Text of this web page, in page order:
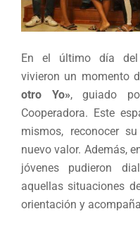
En el último día del
vivieron un momento
otro Yo», guiado
Cooperadora. Este
mismos, reconocer
nuevo valor. Además,
jóvenes pudieron
aquellas situaciones
orientación y